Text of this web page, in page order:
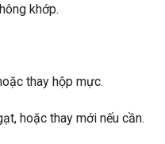
khớp.
thay hộp mực.
hoặc thay mới nếu cần.